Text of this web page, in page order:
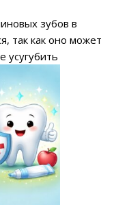
зубов в
так как оно может
усугубить